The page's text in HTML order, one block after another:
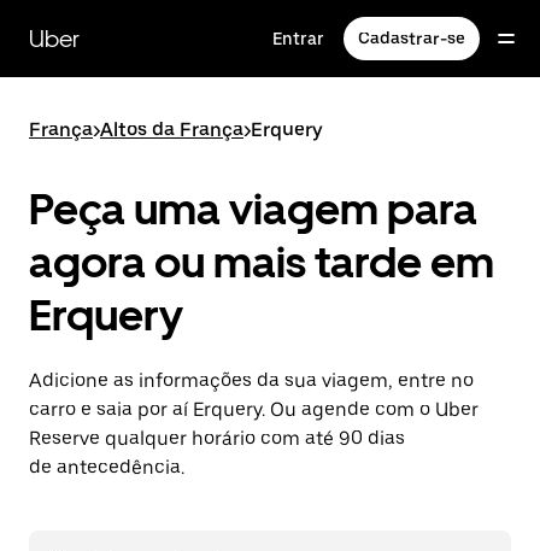
para
conteúdo
Uber Entrar Cadastrar-se
França>Altos da França>Erquery
Peça uma viagem para
agora ou mais tarde em
Erquery
Adicione as informações da sua viagem, entre no
carro e saia por aí Erquery. Ou agende com o Uber
Reserve qualquer horário com até 90 dias
de antecedência.